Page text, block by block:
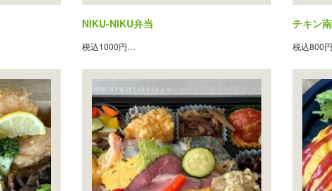
NIKU-NIKU弁当
税込1000円…
チキン
税込800